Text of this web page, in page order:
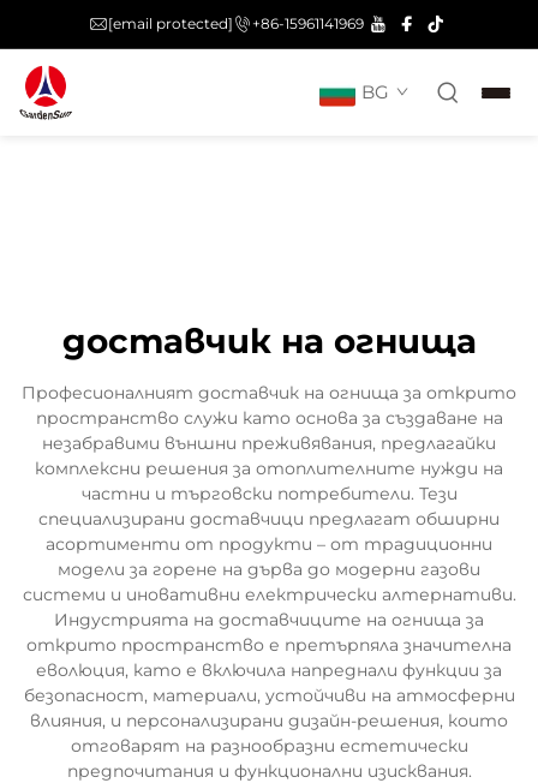
[email protected] +86-15961141969
BG
доставчик на огнища
Професионалният доставчик на огнища за открито
пространство служи като основа за създаване на
незабравими външни преживявания, предлагайки
комплексни решения за отоплителните нужди на
частни и търговски потребители. Тези
специализирани доставчици предлагат обширни
асортименти от продукти – от традиционни
модели за горене на дърва до модерни газови
системи и иновативни електрически алтернативи.
Индустрията на доставчиците на огнища за
открито пространство е претърпяла значителна
еволюция, като е включила напреднали функции за
безопасност, материали, устойчиви на атмосферни
влияния, и персонализирани дизайн-решения, които
отговарят на разнообразни естетически
предпочитания и функционални изисквания.